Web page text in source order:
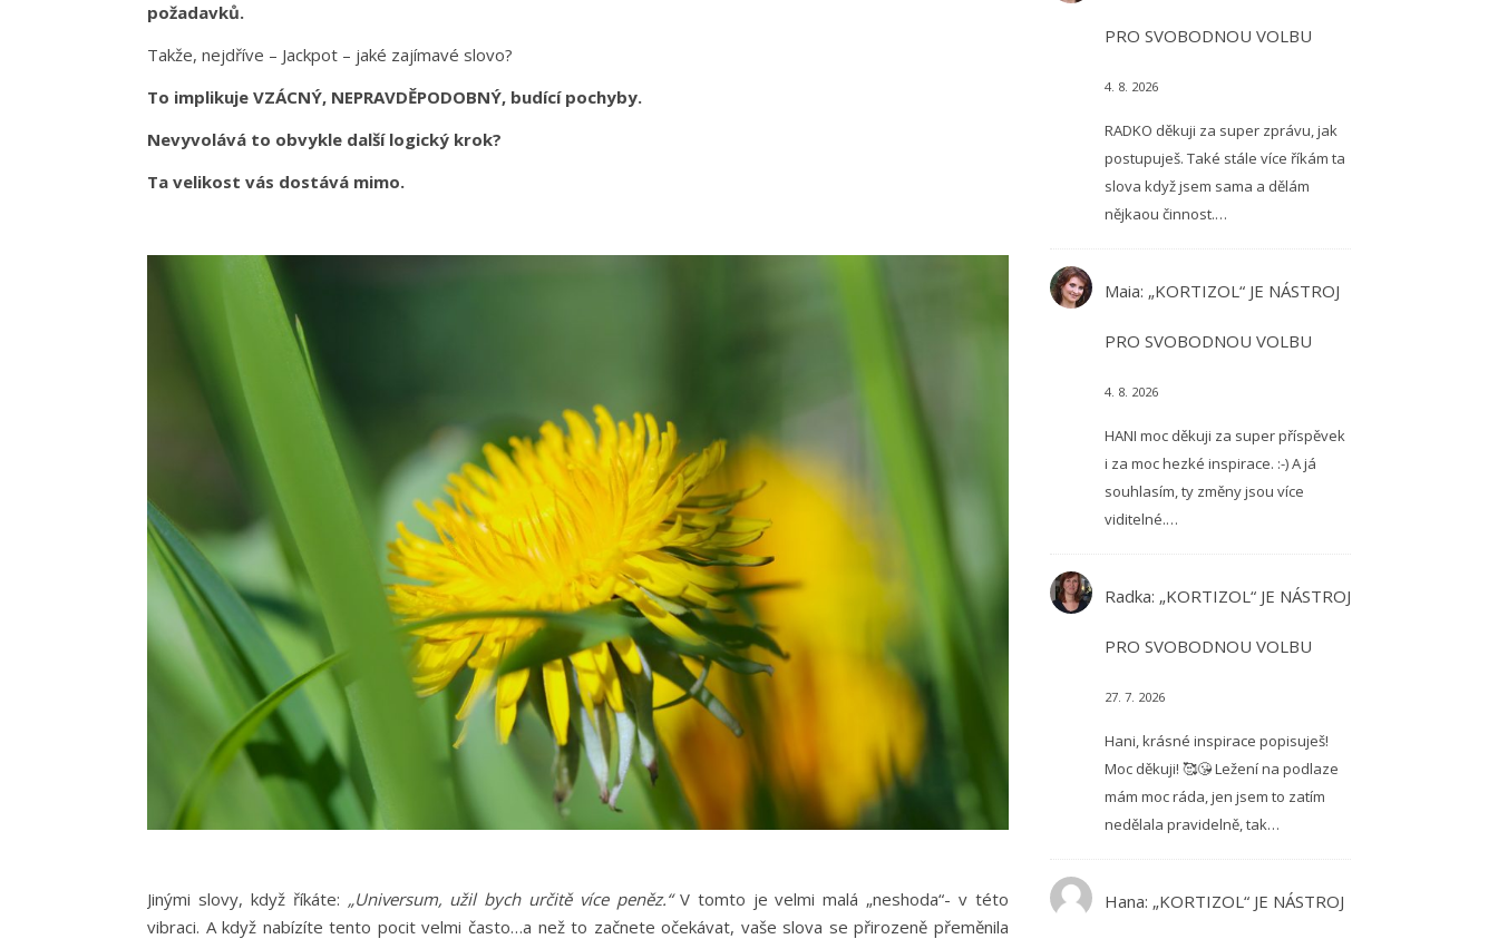
požadavků.
Takže, nejdříve – Jackpot – jaké zajímavé slovo?
To implikuje VZÁCNÝ, NEPRAVDĚPODOBNÝ, budící pochyby.
Nevyvolává to obvykle další logický krok?
Ta velikost vás dostává mimo.
Jinými slovy, když říkáte: „Universum, užil bych určitě více peněz.“V tomto je velmi malá „neshoda“- v této
vibraci. A když nabízíte tento pocit velmi často…a než to začnete očekávat, vaše slova se přirozeně přeměnila
PRO SVOBODNOU VOLBU
4. 8. 2026
RADKO děkuji za super zprávu, jak
postupuješ. Také stále více říkám ta
slova když jsem sama a dělám
nějkaou činnost.…
Maia: „KORTIZOL“ JE NÁSTROJ
PRO SVOBODNOU VOLBU
4. 8. 2026
HANI moc děkuji za super příspěvek
i za moc hezké inspirace. :-) A já
souhlasím, ty změny jsou více
viditelné.…
Radka: „KORTIZOL“ JE NÁSTROJ
PRO SVOBODNOU VOLBU
27. 7. 2026
Hani, krásné inspirace popisuješ!
Moc děkuji! 🥰😘 Ležení na podlaze
mám moc ráda, jen jsem to zatím
nedělala pravidelně, tak…
Hana: „KORTIZOL“ JE NÁSTROJ